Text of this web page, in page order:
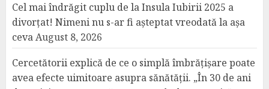
Cel mai îndrăgit cuplu de la Insula Iubirii 2025 a
divorțat! Nimeni nu s-ar fi așteptat vreodată la așa
cevaAugust 8, 2026
Cercetătorii explică de ce o simplă îmbrățișare poate
avea efecte uimitoare asupra sănătății. „În 30 de ani